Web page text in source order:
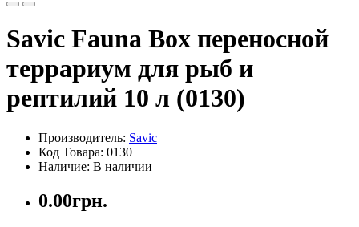
Savic Fauna Box переносной
террариум для рыб и
рептилий 10 л (0130)
Производитель: Savic
Код Товара: 0130
Наличие: В наличии
0.00грн.